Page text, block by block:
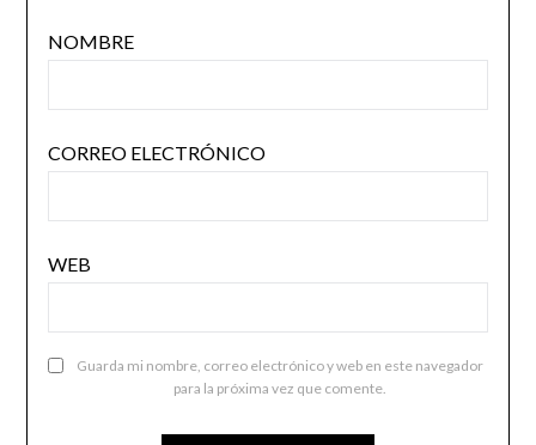
NOMBRE
CORREO ELECTRÓNICO
WEB
Guarda mi nombre, correo electrónico y web en este navegador
para la próxima vez que comente.